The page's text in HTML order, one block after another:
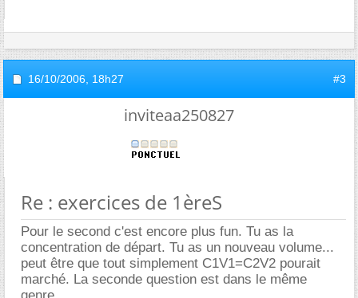
16/10/2006, 18h27 #3
inviteaa250827
Re : exercices de 1èreS
Pour le second c'est encore plus fun. Tu as la
concentration de départ. Tu as un nouveau volume...
peut être que tout simplement C1V1=C2V2 pourait
marché. La seconde question est dans le même